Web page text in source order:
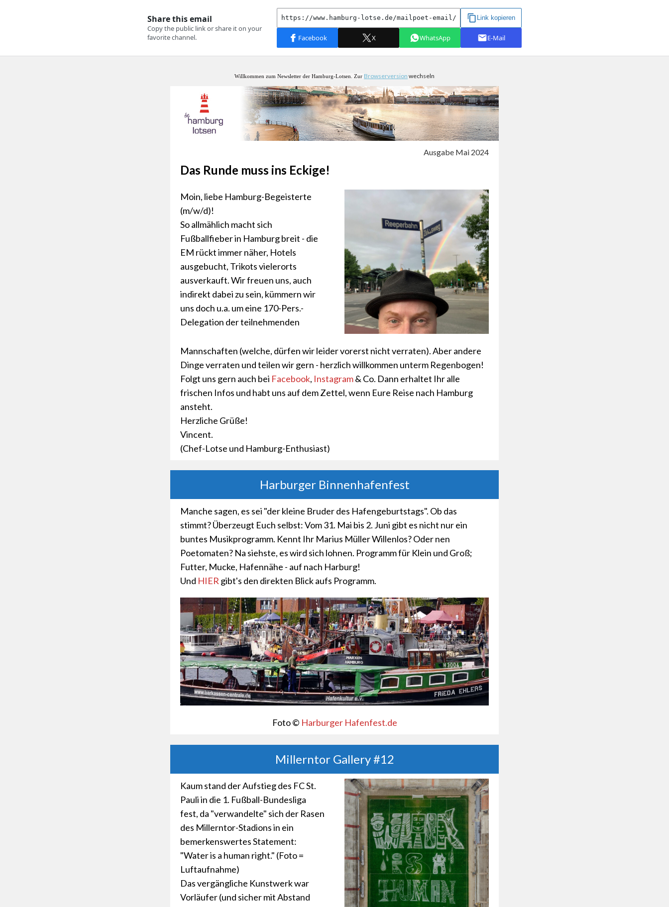
Willkommen zum Newsletter der Hamburg-Lotsen. Zur Browserversion wechseln
Ausgabe Mai 2024
Das Runde muss ins Eckige!
Moin, liebe Hamburg-Begeisterte
(m/w/d)!
So allmählich macht sich
Fußballfieber in Hamburg breit - die
EM rückt immer näher, Hotels
ausgebucht, Trikots vielerorts
ausverkauft. Wir freuen uns, auch
indirekt dabei zu sein, kümmern wir
uns doch u.a. um eine 170-Pers.-
Delegation der teilnehmenden
Mannschaften (welche, dürfen wir leider vorerst nicht verraten). Aber andere
Dinge verraten und teilen wir gern - herzlich willkommen unterm Regenbogen!
Folgt uns gern auch bei Facebook, Instagram& Co. Dann erhaltet Ihr alle
frischen Infos und habt uns auf dem Zettel, wenn Eure Reise nach Hamburg
ansteht.
Herzliche Grüße!
Vincent.
(Chef-Lotse und Hamburg-Enthusiast)
Harburger Binnenhafenfest
Manche sagen, es sei "der kleine Bruder des Hafengeburtstags". Ob das
stimmt? Überzeugt Euch selbst: Vom 31. Mai bis 2. Juni gibt es nicht nur ein
buntes Musikprogramm. Kennt Ihr Marius Müller Willenlos? Oder nen
Poetomaten? Na siehste, es wird sich lohnen. Programm für Klein und Groß;
Futter, Mucke, Hafennähe - auf nach Harburg!
Und HIER gibt's den direkten Blick aufs Programm.
Foto © Harburger Hafenfest.de
Millerntor Gallery #12
Kaum stand der Aufstieg des FC St.
Pauli in die 1. Fußball-Bundesliga
fest, da "verwandelte" sich der Rasen
des Millerntor-Stadions in ein
bemerkenswertes Statement:
"Water is a human right." (Foto =
Luftaufnahme)
Das vergängliche Kunstwerk war
Vorläufer (und sicher mit Abstand